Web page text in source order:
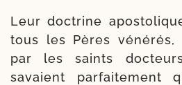
Leur doc­trine
tous les Pères
par les saints
savaient par­fai­te­ment